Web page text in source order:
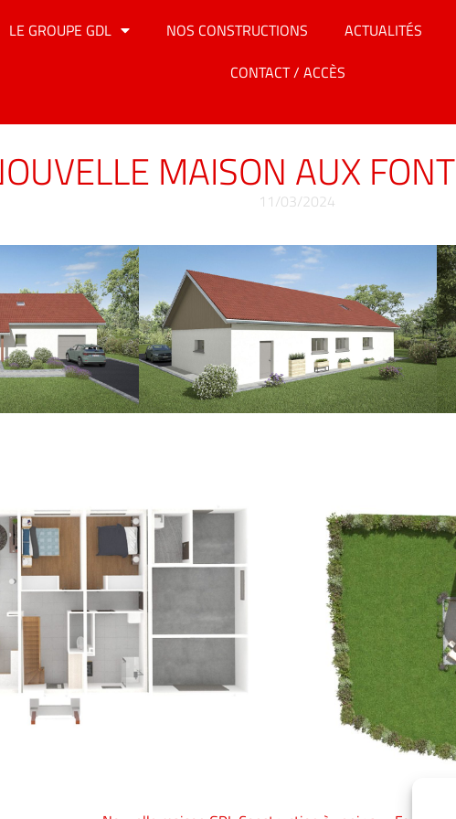
LE GROUPE GDL NOS CONSTRUCTIONS ACTUALITÉS
CONTACT / ACCÈS
MAISON AUX
11/03/2024